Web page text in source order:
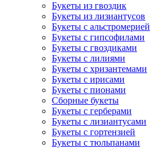
Букеты из гвоздик
Букеты из лизиантусов
Букеты с альстромерией
Букеты с гипсофилами
Букеты с гвоздиками
Букеты с лилиями
Букеты с хризантемами
Букеты с ирисами
Букеты с пионами
Сборные букеты
Букеты с герберами
Букеты с лизиантусами
Букеты с гортензией
Букеты с тюльпанами